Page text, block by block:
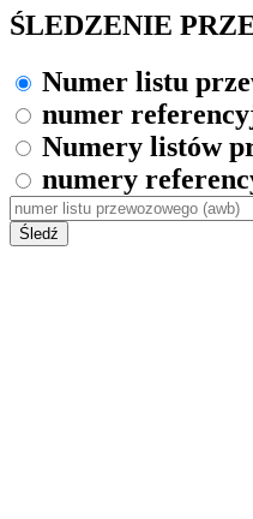
ŚLEDZENIE
Numer listu
numer
Numery listów
numery